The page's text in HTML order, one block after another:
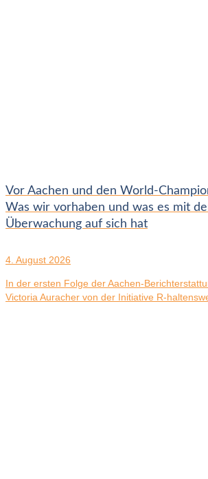
Vor Aachen und den World-
Was wir vorhaben und was es mit
Überwachung auf sich hat
4. August 2026
In der ersten Folge der Aachen-
Victoria Auracher von der Initiative R-